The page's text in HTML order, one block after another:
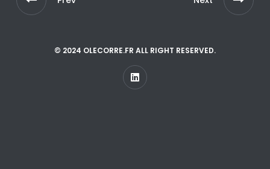
© 2024 OLECORRE.FR ALL RIGHT RESERVED.